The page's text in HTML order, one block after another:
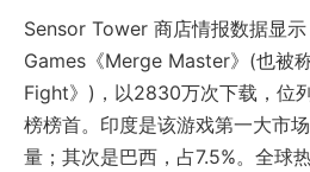
Sensor Tower 商店情报数据显
Games《Merge Master》(也被
Fight》)，以2830万次下载，位
榜榜首。印度是该游戏第一大市
量；其次是巴西，占7.5%。全球